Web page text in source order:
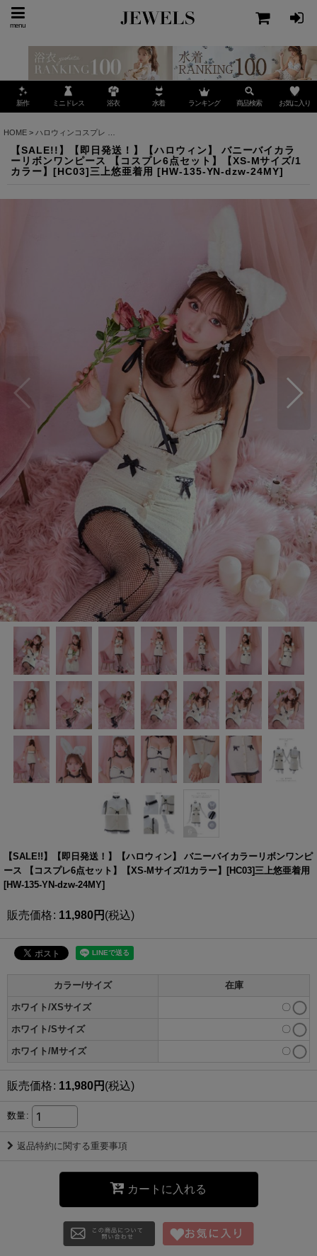
menu
新作 ミニドレス 浴衣 水着 ランキング 商品検索 お気に入り
HOME > ハロウィンコスプレ
【SALE!!】【即日発送！】【ハロウィン】 バニーバイカラ
ーリボンワンピース 【コスプレ6点セット】【XS-Mサイズ/1
カラー】[HC03]三上悠亜着用 [HW-135-YN-dzw-24MY]
【SALE!!】【即日発送！】【ハロウィン】 バニーバイカラーリボンワンピ
ース 【コスプレ6点セット】【XS-Mサイズ/1カラー】[HC03]三上悠亜着用
[HW-135-YN-dzw-24MY]
販売価格: 11,980円 (税込)
カラー/サイズ 在庫
ホワイト/XSサイズ 〇
ホワイト/Sサイズ 〇
ホワイト/Mサイズ 〇
販売価格: 11,980円 (税込)
数量:
返品特約に関する重要事項
カートに入れる